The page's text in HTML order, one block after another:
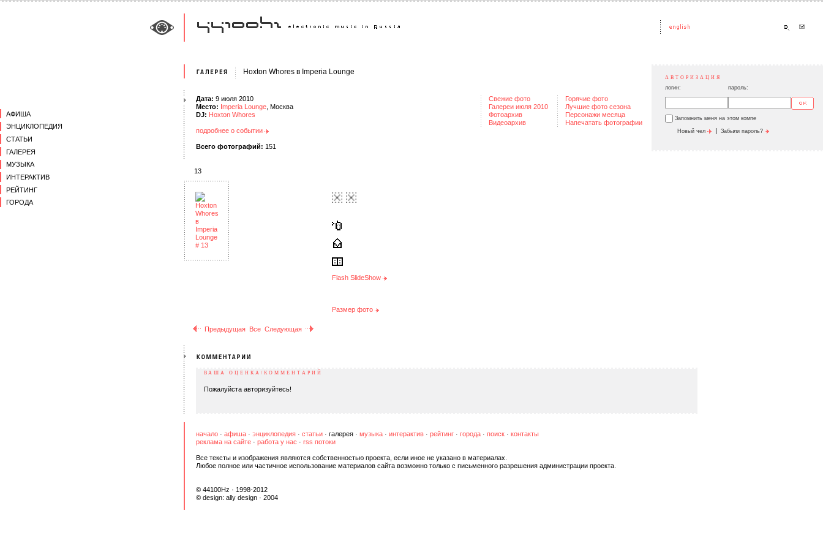
АФИША
ЭНЦИКЛОПЕДИЯ
СТАТЬИ
ГАЛЕРЕЯ
МУЗЫКА
ИНТЕРАКТИВ
РЕЙТИНГ
ГОРОДА
Hoxton Whores в Imperia Lounge
Дата: 9 июля 2010
Место: Imperia Lounge , Москва
DJ: Hoxton Whores
подробнее о событии
Всего фотографий: 151
Свежие фото
Галереи июля 2010
Фотоархив
Видеоархив
Горячие фото
Лучшие фото сезона
Персонажи месяца
Напечатать фотографии
АВТОРИЗАЦИЯ
логин: пароль:
Запомнить меня на этом компе
Новый чел | Забыли пароль?
13
Flash SlideShow
Размер фото
Предыдущая Все Следующая
ВАША ОЦЕНКА/КОММЕНТАРИЙ
Пожалуйста авторизуйтесь!
начало · афиша · энциклопедия · статьи · галерея · музыка · интерактив · рейтинг · города · поиск · контакты
реклама на сайте · работа у нас · rss потоки
Все тексты и изображения являются собственностью проекта, если иное не указано в материалах.
Любое полное или частичное использование материалов сайта возможно только с письменного разрешения администрации проекта.
© 44100Hz · 1998-2012
© design: ally design · 2004